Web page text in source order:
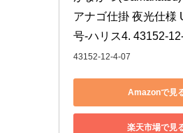
アナゴ仕掛 夜光仕様
号-ハリス4. 43152-
43152-12-4-07
Amazonで見
楽天市場で見